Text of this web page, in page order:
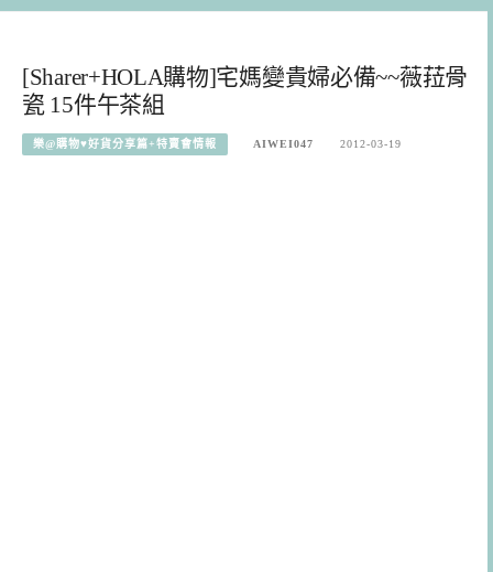
[Sharer+HOLA購物]宅媽變貴婦必備~~薇菈骨
瓷 15件午茶組
樂@購物♥好貨分享篇+特賣會情報 AIWEI047 2012-03-19